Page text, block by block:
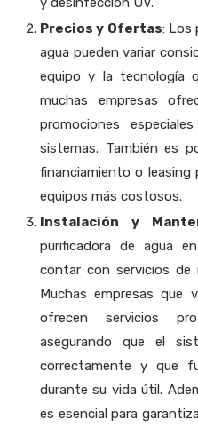
Precios y Ofertas: Los
agua pueden variar
equipo y la tecnología
muchas empresas
promociones
sistemas. También es
financiamiento o leasing
equipos más costosos.
Instalación y
purificadora de agua
contar con servicios de
Muchas empresas que
ofrecen servicios
asegurando que el
correctamente y que
durante su vida útil.
es esencial para